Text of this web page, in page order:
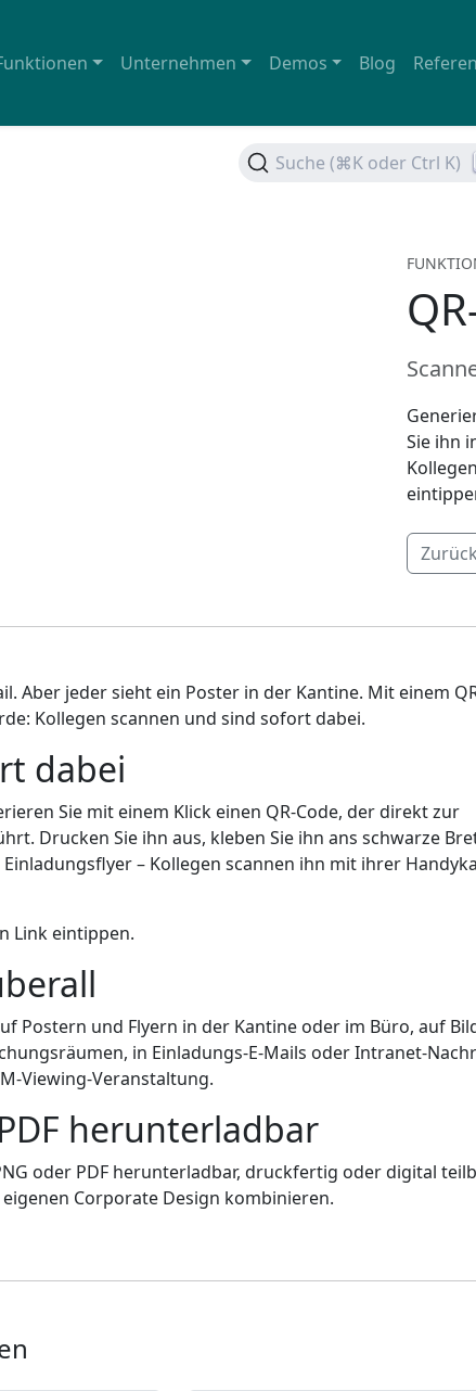
Unternehmen Demos Blog
Suche (⌘K oder Ctrl K)
Sie ihn
Aber jeder sieht ein Poster in der Kantine. Mit einem
Kollegen scannen und sind sofort dabei.
dabei
Sie mit einem Klick einen QR-Code, der direkt zur
Drucken Sie ihn aus, kleben Sie ihn ans schwarze
– Kollegen scannen ihn mit ihrer
Link eintippen.
Postern und Flyern in der Kantine oder im Büro, auf
in Einladungs-E-Mails oder Intranet-
Viewing-Veranstaltung.
herunterladbar
oder PDF herunterladbar, druckfertig oder digital
Corporate Design kombinieren.